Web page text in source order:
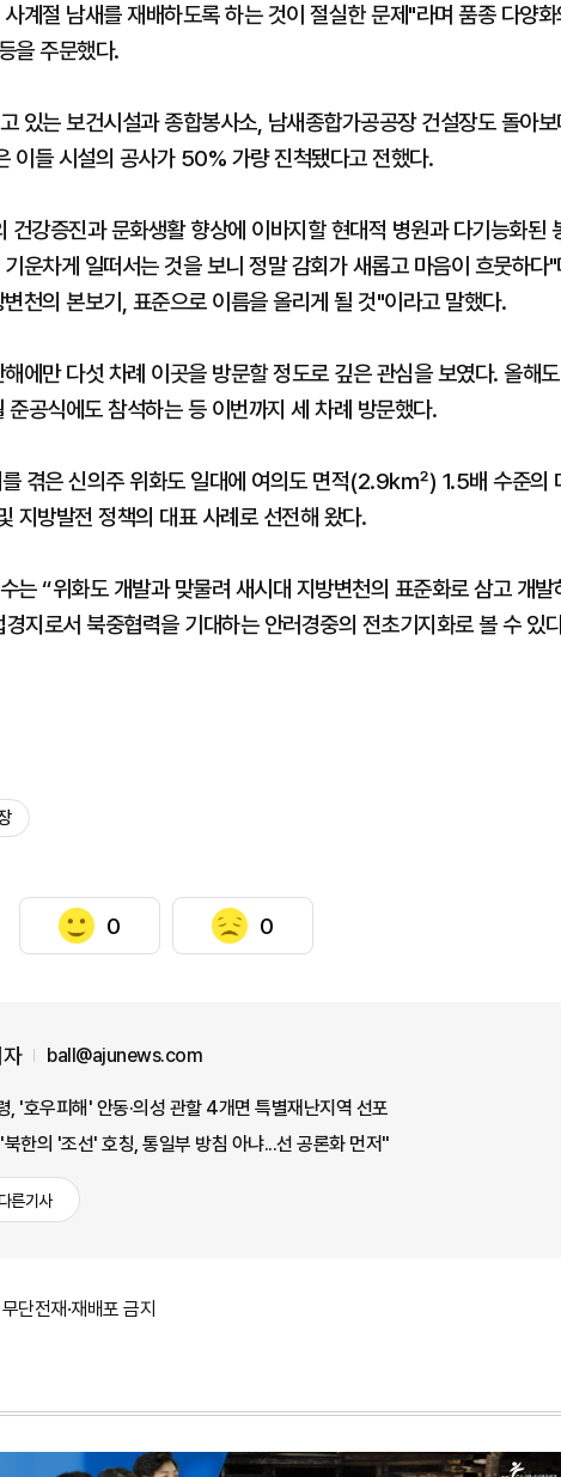
계절 남새를 재배하도록 하는 것이 절실한 문제"라며 품종 다양
을 주문했다.
있는 보건시설과 종합봉사소, 남새종합가공공장 건설장도 돌아
이들 시설의 공사가 50% 가량 진척됐다고 전했다.
건강증진과 문화생활 향상에 이바지할 현대적 병원과 다기능화된
운차게 일떠서는 것을 보니 정말 감회가 새롭고 마음이 흐뭇하다
천의 본보기, 표준으로 이름을 올리게 될 것"이라고 말했다.
에만 다섯 차례 이곳을 방문할 정도로 깊은 관심을 보였다. 올해
공식에도 참석하는 등 이번까지 세 차례 방문했다.
겪은 신의주 위화도 일대에 여의도 면적(2.9㎢) 1.5배 수준의
지방발전 정책의 대표 사례로 선전해 왔다.
는 “위화도 개발과 맞물려 새시대 지방변천의 표준화로 삼고 개발
지로서 북중협력을 기대하는 안러경중의 전초기지화로 볼 수 있
0 0
ball@ajunews.com
, '호우피해' 안동·의성 관할 4개면 특별재난지역 선포
한의 '조선' 호칭, 통일부 방침 아냐...선 공론화 먼저"
른기사
단전재·재배포 금지